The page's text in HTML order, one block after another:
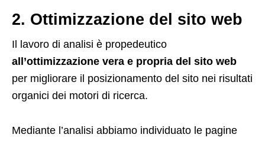
2. Ottimizzazione del sito web
Il lavoro di analisi è propedeutico
all’ottimizzazione vera e propria del sito web
per migliorare il posizionamento del sito nei risultati
organici dei motori di ricerca.
Mediante l’analisi abbiamo individuato le pagine